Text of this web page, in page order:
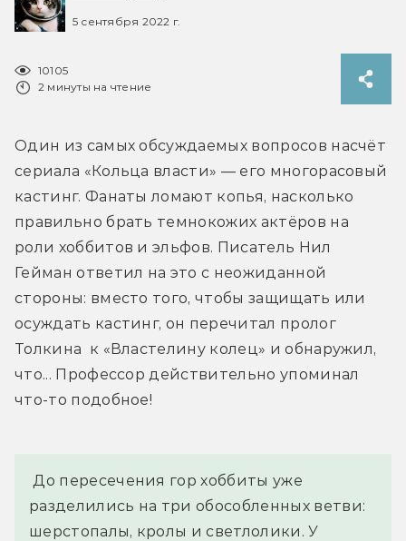
5 сентября 2022 г.
10105
2 минуты на чтение
Один из самых обсуждаемых вопросов насчёт
сериала «Кольца власти» — его многорасовый
кастинг. Фанаты ломают копья, насколько
правильно брать темнокожих актёров на
роли хоббитов и эльфов. Писатель Нил
Гейман ответил на это с неожиданной
стороны: вместо того, чтобы защищать или
осуждать кастинг, он перечитал пролог
Толкина  к «Властелину колец» и обнаружил,
что... Профессор действительно упоминал
что-то подобное!
До пересечения гор хоббиты уже
разделились на три обособленных ветви:
шерстопалы, кролы и светлолики. У